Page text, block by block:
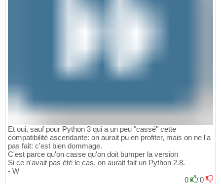
Et oui, sauf pour Python 3 qui a un peu "cassé" cette
compatibilité ascendante: on aurait pu en profiter, mais on ne l'a
pas fait: c'est bien dommage.
C'est parce qu'on casse qu'on doit bumper la version
Si ce n'avait pas été le cas, on aurait fait un Python 2.8.
- W
0
0